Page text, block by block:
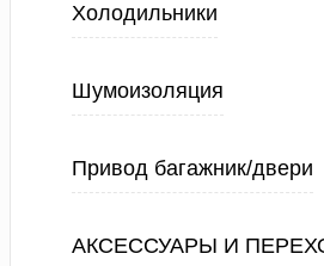
Холодильники
Шумоизоляция
Привод багажник/двери
АКСЕССУАРЫ И